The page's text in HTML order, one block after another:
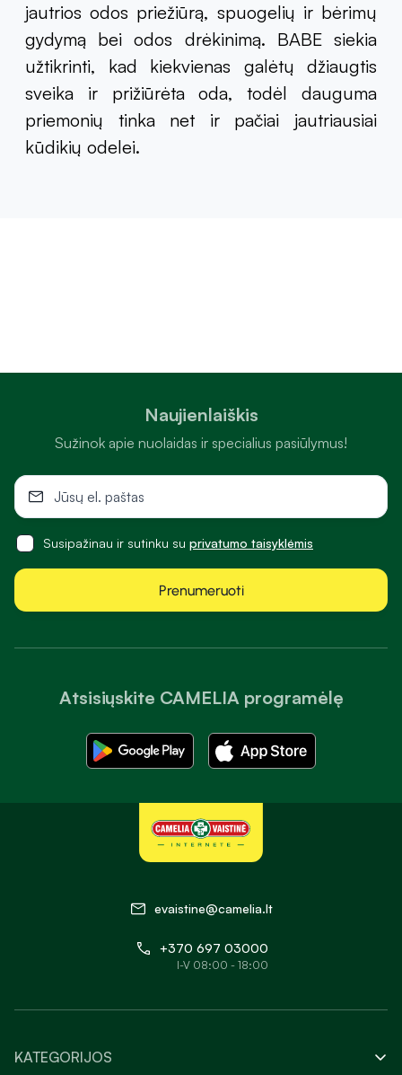
jautrios odos priežiūrą, spuogelių ir bėrimų
gydymą bei odos drėkinimą. BABE siekia
užtikrinti, kad kiekvienas galėtų džiaugtis
sveika ir prižiūrėta oda, todėl dauguma
priemonių tinka net ir pačiai jautriausiai
kūdikių odelei.
Atsisiųskite CAMELIA programėlę
Naujienlaiškis
Sužinok apie nuolaidas ir specialius pasiūlymus!
Susipažinau ir sutinku su privatumo taisyklėmis
Prenumeruoti
evaistine@camelia.lt
+370 697 03000
I-V 08:00 - 18:00
KATEGORIJOS